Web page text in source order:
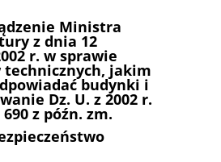
Ministra
z dnia 12
r. w sprawie
jakim
budynki i
Dz. U. z 2002 r.
z późn. zm.